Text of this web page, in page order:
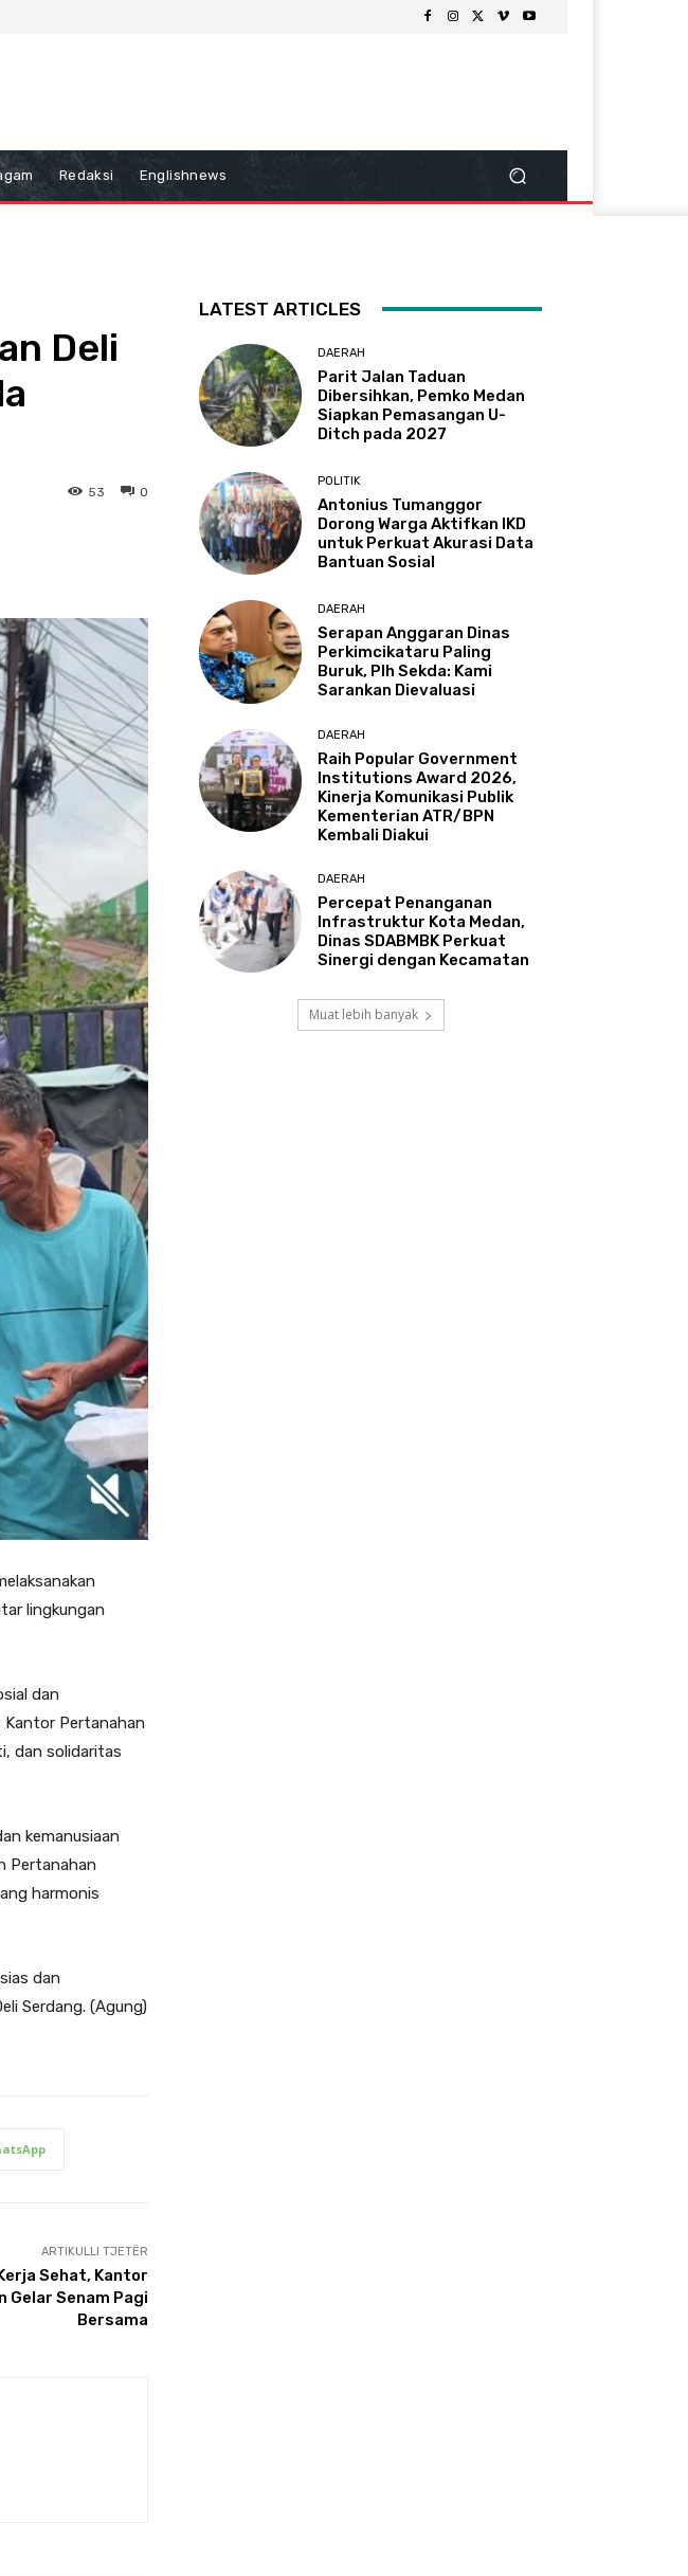
Redaksi Englishnews
Deli
0
53
lingkungan
dan
Kantor Pertanahan
dan solidaritas
kemanusiaan
Pertanahan
harmonis
dan
Serdang. (Agung)
ARTIKULLI TJETËR
Sehat, Kantor
Gelar Senam Pagi
Bersama
LATEST ARTICLES
DAERAH
Parit Jalan Taduan
Dibersihkan, Pemko Medan
Siapkan Pemasangan U-
Ditch pada 2027
POLITIK
Antonius Tumanggor
Dorong Warga Aktifkan IKD
untuk Perkuat Akurasi Data
Bantuan Sosial
DAERAH
Serapan Anggaran Dinas
Perkimcikataru Paling
Buruk, Plh Sekda: Kami
Sarankan Dievaluasi
DAERAH
Raih Popular Government
Institutions Award 2026,
Kinerja Komunikasi Publik
Kementerian ATR/BPN
Kembali Diakui
DAERAH
Percepat Penanganan
Infrastruktur Kota Medan,
Dinas SDABMBK Perkuat
Sinergi dengan Kecamatan
Muat lebih banyak